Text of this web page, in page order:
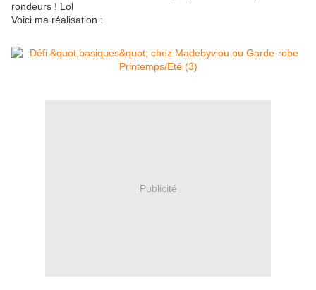
rondeurs ! Lol
Voici ma réalisation :
Publicité